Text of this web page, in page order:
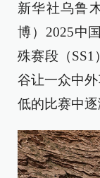
新华社乌鲁
博）2025中
殊赛段（
谷让一众中
低的比赛中逐